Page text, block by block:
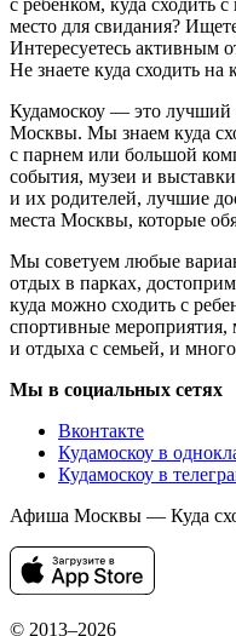
место для свидания?
Интересуетесь активным
Не знаете куда сходить
Кудамоскоу — это лучший
Москвы. Мы знаем куда
с парнем или большой
события, музеи и
и их родителей, лучшие
места Москвы, которые
Мы советуем любые
отдых в парках,
куда можно сходить с
спортивные мероприятия,
и отдыха с семьей, и
Мы в социальных сетях
Вконтакте
Кудамоскоу в
Кудамоскоу в
Афиша Москвы — Куда
© 2013–2026